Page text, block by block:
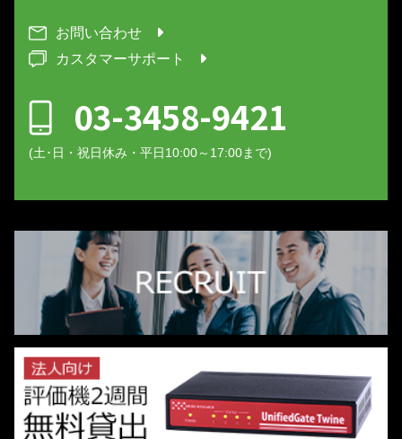
お問い合わせ
カスタマーサポート
03-3458-9421
(土･日・祝日休み・平日10:00～17:00まで)